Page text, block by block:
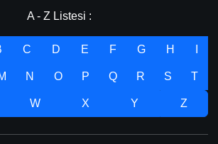
A - Z Listesi :
C D E F G H
N O P Q R S T
W X Y Z